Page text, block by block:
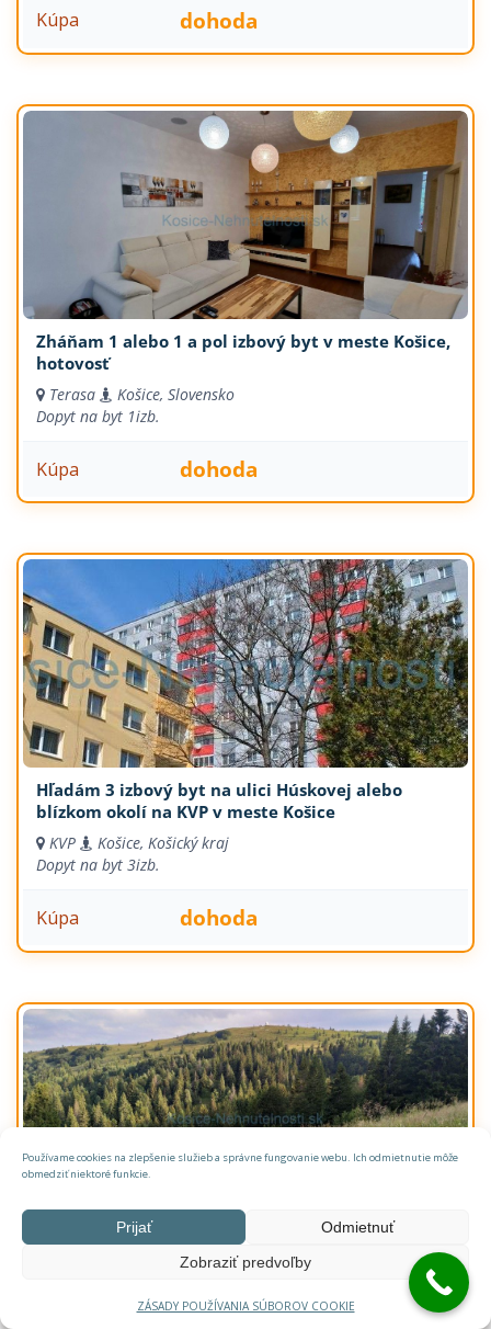
Používame cookies na zlepšenie služieb a správne fungovanie webu. Ich odmietnutie môže
obmedziť niektoré funkcie.
Prijať
Odmietnuť
Zobraziť predvoľby
ZÁSADY POUŽÍVANIA SÚBOROV COOKIE
Kúpa dohoda
Zháňam 1 alebo 1 a pol izbový byt v meste Košice,
hotovosť
Terasa
Košice, Slovensko
Dopyt na byt 1izb.
Kúpa dohoda
Hľadám 3 izbový byt na ulici Húskovej alebo
blízkom okolí na KVP v meste Košice
KVP
Košice, Košický kraj
Dopyt na byt 3izb.
Kúpa dohoda
Zháňam chatku pri Košickej Belej alebo pozemok
na stavbu do 1000 m2
Rekreačný objekt
1.000 m²